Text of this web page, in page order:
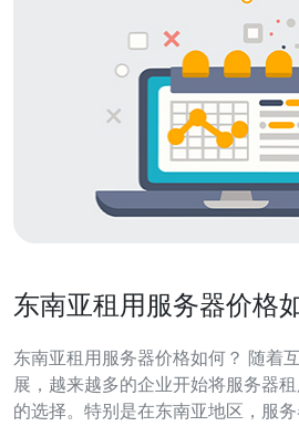
东南亚租用服务器价格
东南亚租用服务器价格如何？ 随着互联网业务的迅猛发
展，越来越多的企业开始将服务器
的选择。特别是在东南亚地区，服